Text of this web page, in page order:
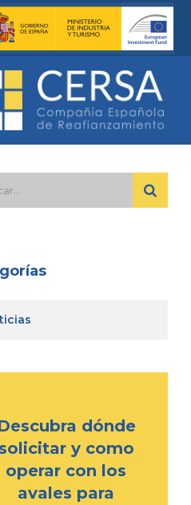
dónde
solicitar y como
operar con los
avales para